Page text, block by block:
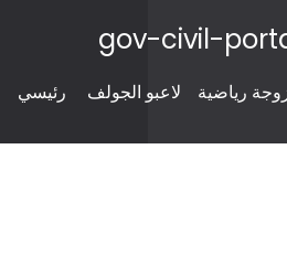
gov-civil-
رئيسي لاعبو الجولف رياضية